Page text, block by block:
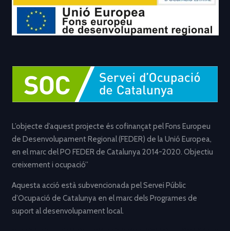
L’objecte d’aquest projecte és cofinançat pel Fons Europeu
de Desenvolupament Regional (FEDER) de la Unió Europea,
en el marc del PO FEDER de Catalunya 2014-2020. Objectiu
creixement i ocupació”
Aquesta acció està subvencionada pel Servei Públic
d’Ocupació de Catalunya en el marc dels Programes de
suport al desenvolupament local.